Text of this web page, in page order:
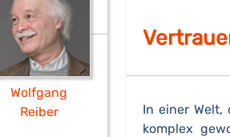
Wolfgang
Reiber
In einer Welt,
komplex